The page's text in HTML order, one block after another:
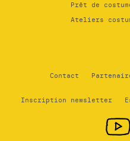
Prêt de
Ateliers
Contact
Inscription newsletter